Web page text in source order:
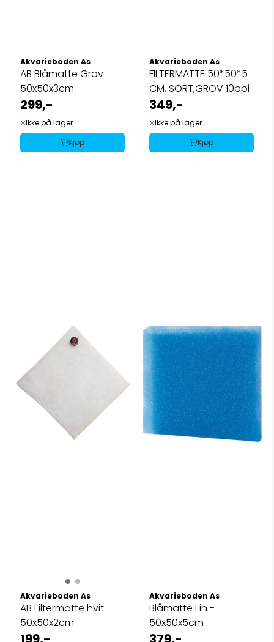
Akvarieboden As
AB Blåmatte Grov -
50x50x3cm
299,-
Ikke på lager
Kjøp
Akvarieboden As
FILTERMATTE 50*50*5
CM, SORT,GROV 10ppi
349,-
Ikke på lager
Kjøp
Akvarieboden As
AB Filtermatte hvit
50x50x2cm
Akvarieboden As
Blåmatte Fin -
50x50x5cm